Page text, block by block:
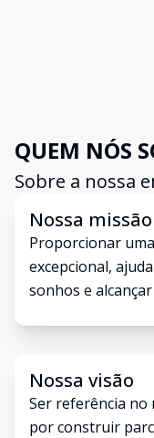
QUEM NÓS
Sobre a nossa
Nossa missão
Proporcionar
excepcional,
sonhos e
Nossa visão
Ser referência no
por construir